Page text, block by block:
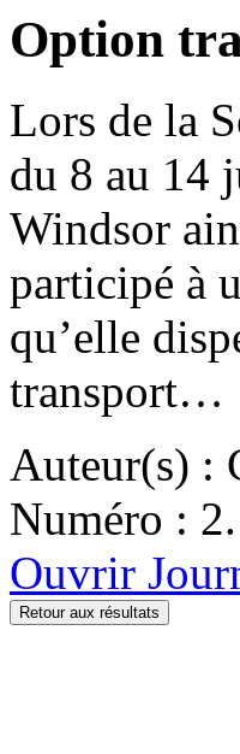
Option
Lors de la
du 8 au 14
Windsor
participé à
qu’elle
transport…
Auteur(s) :
Numéro :
Ouvrir
Retour aux résultats